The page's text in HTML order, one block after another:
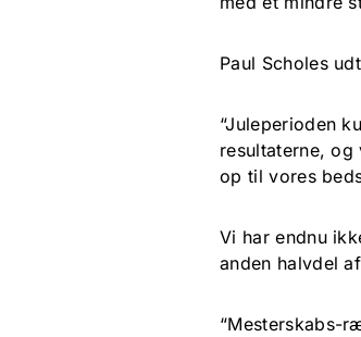
Paul Scholes
“Juleperioden
resultaterne,
op til vores
Vi har endnu
anden halvdel
“Mesterskabs-